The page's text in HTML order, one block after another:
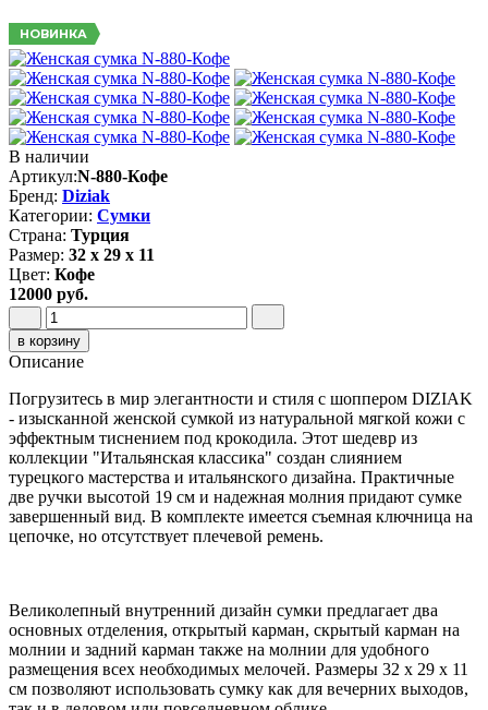
НОВИНКА
В наличии
Артикул:N-880-Кофе
Бренд: Diziak
Категории: Сумки
Страна: Турция
Размер: 32 х 29 х 11
Цвет: Кофе
12000 руб.
в корзину
Описание
Погрузитесь в мир элегантности и стиля с шоппером DIZIAK
- изысканной женской сумкой из натуральной мягкой кожи с
эффектным тиснением под крокодила. Этот шедевр из
коллекции "Итальянская классика" создан слиянием
турецкого мастерства и итальянского дизайна. Практичные
две ручки высотой 19 см и надежная молния придают сумке
завершенный вид. В комплекте имеется съемная ключница на
цепочке, но отсутствует плечевой ремень.
Великолепный внутренний дизайн сумки предлагает два
основных отделения, открытый карман, скрытый карман на
молнии и задний карман также на молнии для удобного
размещения всех необходимых мелочей. Размеры 32 х 29 х 11
см позволяют использовать сумку как для вечерних выходов,